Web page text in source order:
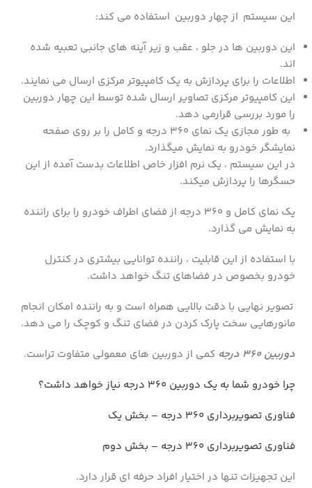
این سیستم از چهار دوربین استفاده می کند:
این دوربین ها در جلو ، عقب و زیر آینه های جانبی تعبیه شده
اند.
اطلاعات را برای پردازش به یک کامپیوتر مرکزی ارسال می نمایند.
این کامپیوتر مرکزی تصاویر ارسال شده توسط این چهار دوربین
را مورد بررسی قرارمی دهد.
به طور مجازی یک نمای ۳۶۰ درجه و کامل را بر روی صفحه
نمایشگر خودرو به نمایش میگذارد.
در این سیستم ، یک نرم افزار خاص اطلاعات بدست آمده از این
حسگرها را پردازش میکند.
یک نمای کامل و ۳۶۰ درجه از فضای اطراف خودرو را برای راننده
به نمایش می گذارد.
با استفاده از این قابلیت ، راننده توانایی بیشتری در کنترل
خودرو بخصوص در فضاهای تنگ خواهد داشت.
تصویر نهایی با دقت بالایی همراه است و به راننده امکان انجام
مانورهایی سخت پارک کردن در فضای تنگ و کوچک را می دهد.
دوربین 360 درجه
کمی از دوربین های معمولی متفاوت تراست.
چرا خودرو شما به یک دوربین 360 درجه نیاز خواهد داشت؟
فناوری تصویربرداری ۳۶۰ درجه – بخش یک
فناوری تصویربرداری ۳۶۰ درجه – بخش دوم
این تجهیزات تنها در اختیار افراد حرفه ای قرار دارد.